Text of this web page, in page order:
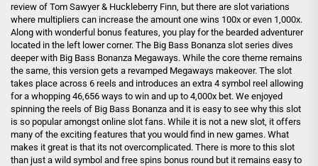
review of Tom Sawyer & Huckleberry Finn, but there are slot variations
where multipliers can increase the amount one wins 100x or even 1,000x.
Along with wonderful bonus features, you play for the bearded adventurer
located in the left lower corner. The Big Bass Bonanza slot series dives
deeper with Big Bass Bonanza Megaways. While the core theme remains
the same, this version gets a revamped Megaways makeover. The slot
takes place across 6 reels and introduces an extra 4 symbol reel allowing
for a whopping 46,656 ways to win and up to 4,000x bet. We enjoyed
spinning the reels of Big Bass Bonanza and it is easy to see why this slot
is so popular amongst online slot fans. While it is not a new slot, it offers
many of the exciting features that you would find in new games. What
makes it great is that its not overcomplicated. There is more to this slot
than just a wild symbol and free spins bonus round but it remains easy to